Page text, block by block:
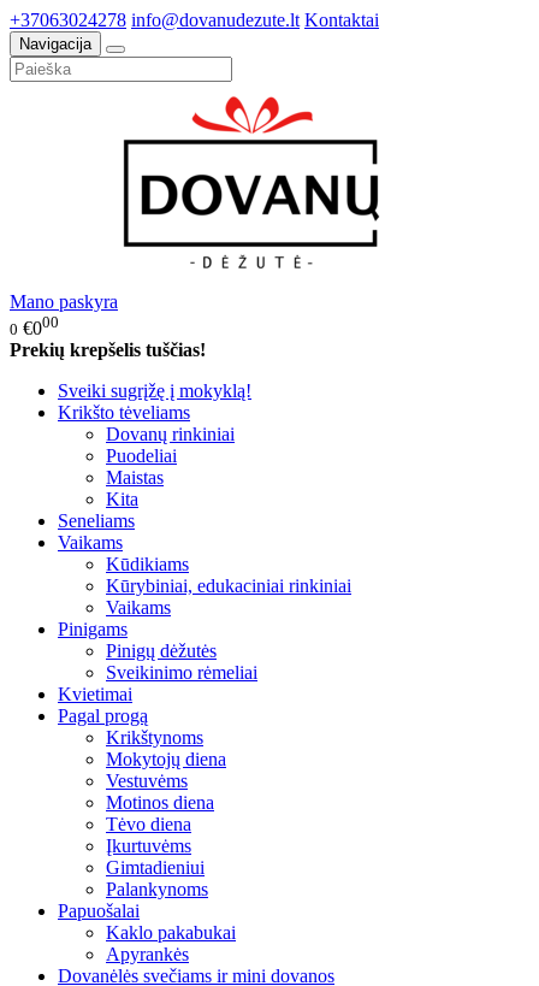
+37063024278 info@dovanudezute.lt Kontaktai
Navigacija
Mano paskyra
0 €000
Prekių krepšelis tuščias!
Sveiki sugrįžę į mokyklą!
Krikšto tėveliams
Dovanų rinkiniai
Puodeliai
Maistas
Kita
Seneliams
Vaikams
Kūdikiams
Kūrybiniai, edukaciniai rinkiniai
Vaikams
Pinigams
Pinigų dėžutės
Sveikinimo rėmeliai
Kvietimai
Pagal progą
Krikštynoms
Mokytojų diena
Vestuvėms
Motinos diena
Tėvo diena
Įkurtuvėms
Gimtadieniui
Palankynoms
Papuošalai
Kaklo pakabukai
Apyrankės
Dovanėlės svečiams ir mini dovanos